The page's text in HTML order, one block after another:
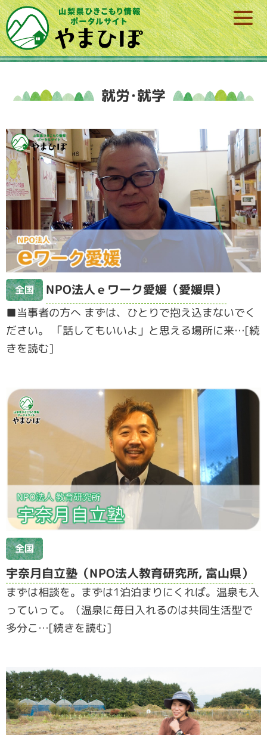
就労･就学
全国 NPO法人ｅワーク愛媛（愛媛県）
■当事者の方へ まずは、ひとりで抱え込まないでく
ださい。 「話してもいいよ」と思える場所に来…[続
きを読む]
全国
宇奈月自立塾（NPO法人教育研究所, 富山県）
まずは相談を。まずは1泊泊まりにくれば。温泉も入
っていって。（温泉に毎日入れるのは共同生活型で
多分こ…[続きを読む]